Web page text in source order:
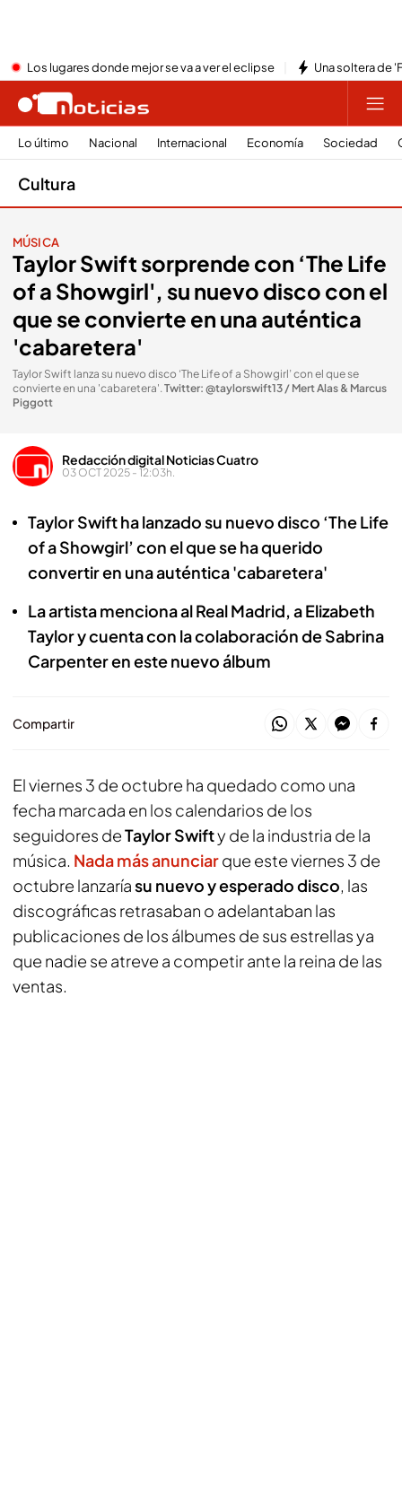
Los lugares donde mejor se va a ver el eclipse Una soltera de
Lo último Nacional Internacional Economía Sociedad
Cultura
MÚSICA
Taylor Swift sorprende con ‘The Life
of a Showgirl', su nuevo disco con el
que se convierte en una auténtica
'cabaretera'
Taylor Swift lanza su nuevo disco ‘The Life of a Showgirl’ con el que se
convierte en una 'cabaretera'.Twitter: @taylorswift13 / Mert Alas & Marcus
Piggott
Redacción digital Noticias Cuatro
03 OCT 2025 - 12:03h.
Taylor Swift ha lanzado su nuevo disco ‘The Life
of a Showgirl’ con el que se ha querido
convertir en una auténtica 'cabaretera'
La artista menciona al Real Madrid, a Elizabeth
Taylor y cuenta con la colaboración de Sabrina
Carpenter en este nuevo álbum
Compartir
El viernes 3 de octubre ha quedado como una
fecha marcada en los calendarios de los
seguidores deTaylor Swifty de la industria de la
música. Nada más anunciarque este viernes 3 de
octubre lanzaríasu nuevo y esperado disco, las
discográficas retrasaban o adelantaban las
publicaciones de los álbumes de sus estrellas ya
que nadie se atreve a competir ante la reina de las
ventas.